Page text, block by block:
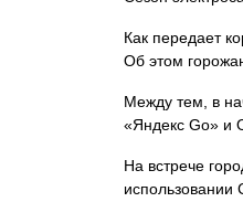
Как передает
Об этом
Между тем, в
«Яндекс Go» и
На встрече
использовании